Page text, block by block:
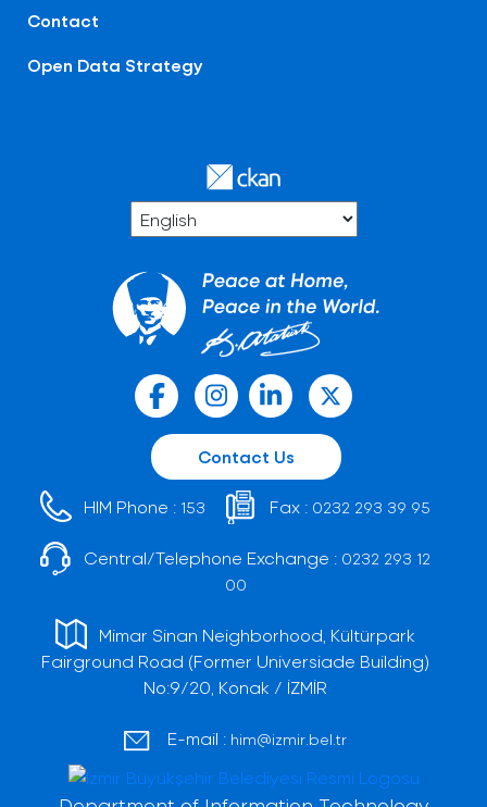
Contact
Open Data Strategy
Contact Us
HIM Phone : 153 Fax : 0232 293 39 95
Central/Telephone Exchange : 0232 293 12
00
Mimar Sinan Neighborhood, Kültürpark
Fairground Road (Former Universiade Building)
No:9/20, Konak / İZMİR
E-mail : him@izmir.bel.tr